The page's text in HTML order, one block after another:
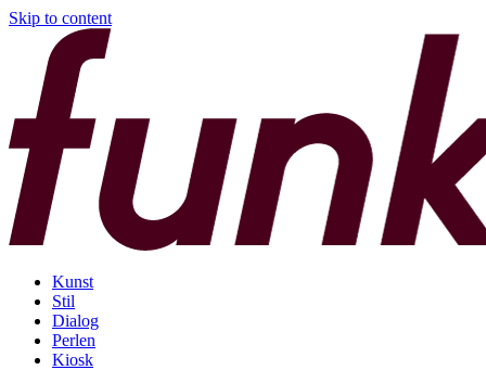
Skip to content
Kunst
Stil
Dialog
Perlen
Kiosk